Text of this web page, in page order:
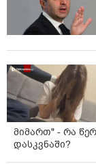
მიმართ" - რა
დასკვნაში?